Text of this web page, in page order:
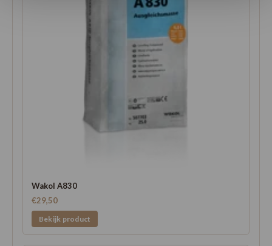
Wakol A830
€29,50
Bekijk product